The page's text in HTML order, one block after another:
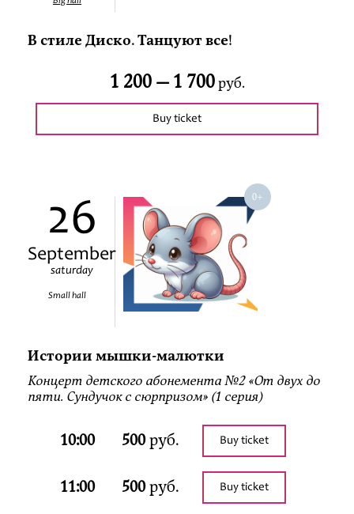
В стиле Диско. Танцуют все!
1 200 — 1 700руб.
Buy ticket
26
September
saturday
Small hall
Истории мышки-малютки
Концерт детского абонемента №2 «От двух до
пяти. Сундучок с сюрпризом» (1 серия)
10:00 500руб. Buy ticket
11:00 500руб. Buy ticket